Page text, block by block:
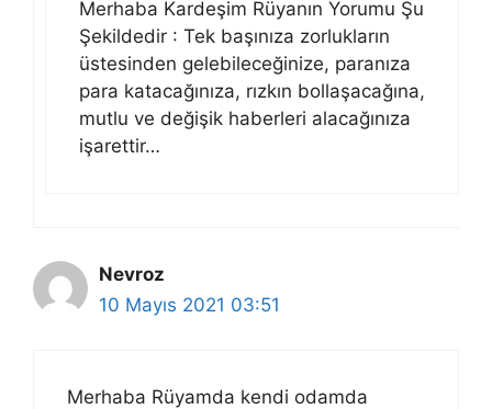
Merhaba Kardeşim Rüyanın Yorumu Şu
Şekildedir : Tek başınıza zorlukların
üstesinden gelebileceğinize, paranıza
para katacağınıza, rızkın bollaşacağına,
mutlu ve değişik haberleri alacağınıza
işarettir…
Nevroz
10 Mayıs 2021 03:51
Merhaba Rüyamda kendi odamda